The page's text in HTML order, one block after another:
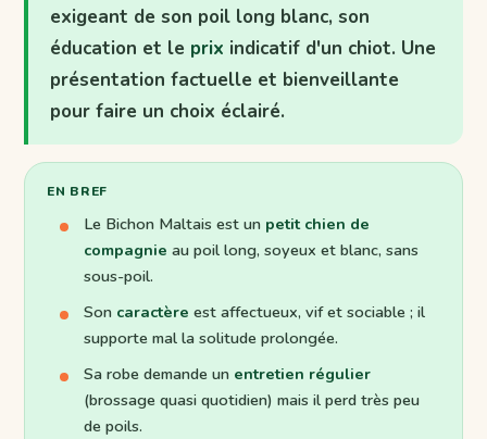
exigeant de son poil long blanc, son
éducation et le prix indicatif d'un chiot. Une
présentation factuelle et bienveillante
pour faire un choix éclairé.
EN BREF
Le Bichon Maltais est un petit chien de
compagnie au poil long, soyeux et blanc, sans
sous-poil.
Son caractère est affectueux, vif et sociable ; il
supporte mal la solitude prolongée.
Sa robe demande un entretien régulier
(brossage quasi quotidien) mais il perd très peu
de poils.